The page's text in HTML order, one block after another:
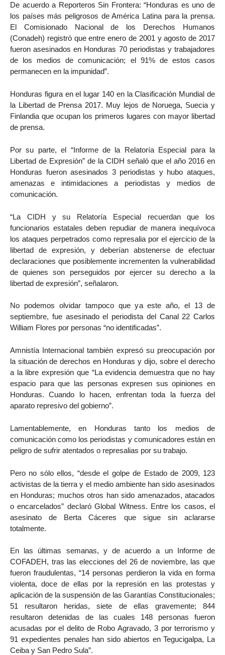
De acuerdo a Reporteros Sin Frontera: “Honduras es uno de
los países más peligrosos de América Latina para la prensa.
El Comisionado Nacional de los Derechos Humanos
(Conadeh) registró que entre enero de 2001 y agosto de 2017
fueron asesinados en Honduras 70 periodistas y trabajadores
de los medios de comunicación; el 91% de estos casos
permanecen en la impunidad”.
Honduras figura en el lugar 140 en la Clasificación Mundial de
la Libertad de Prensa 2017. Muy lejos de Noruega, Suecia y
Finlandia que ocupan los primeros lugares con mayor libertad
de prensa.
Por su parte, el “Informe de la Relatoría Especial para la
Libertad de Expresión” de la CIDH señaló que el año 2016 en
Honduras fueron asesinados 3 periodistas y hubo ataques,
amenazas e intimidaciones a periodistas y medios de
comunicación.
“La CIDH y su Relatoría Especial recuerdan que los
funcionarios estatales deben repudiar de manera inequívoca
los ataques perpetrados como represalia por el ejercicio de la
libertad de expresión, y deberían abstenerse de efectuar
declaraciones que posiblemente incrementen la vulnerabilidad
de quienes son perseguidos por ejercer su derecho a la
libertad de expresión”, señalaron.
No podemos olvidar tampoco que ya este año, el 13 de
septiembre, fue asesinado el periodista del Canal 22 Carlos
William Flores por personas “no identificadas”.
Amnistía Internacional también expresó su preocupación por
la situación de derechos en Honduras y dijo, sobre el derecho
a la libre expresión que “La evidencia demuestra que no hay
espacio para que las personas expresen sus opiniones en
Honduras. Cuando lo hacen, enfrentan toda la fuerza del
aparato represivo del gobierno”.
Lamentablemente, en Honduras tanto los medios de
comunicación como los periodistas y comunicadores están en
peligro de sufrir atentados o represalias por su trabajo.
Pero no sólo ellos, “desde el golpe de Estado de 2009, 123
activistas de la tierra y el medio ambiente han sido asesinados
en Honduras; muchos otros han sido amenazados, atacados
o encarcelados” declaró Global Witness. Entre los casos, el
asesinato de Berta Cáceres que sigue sin aclararse
totalmente.
En las últimas semanas, y de acuerdo a un Informe de
COFADEH, tras las elecciones del 26 de noviembre, las que
fueron fraudulentas, “14 personas perdieron la vida en forma
violenta, doce de ellas por la represión en las protestas y
aplicación de la suspensión de las Garantías Constitucionales;
51 resultaron heridas, siete de ellas gravemente; 844
resultaron detenidas de las cuales 148 personas fueron
acusadas por el delito de Robo Agravado, 3 por terrorismo y
91 expedientes penales han sido abiertos en Tegucigalpa, La
Ceiba y San Pedro Sula”.